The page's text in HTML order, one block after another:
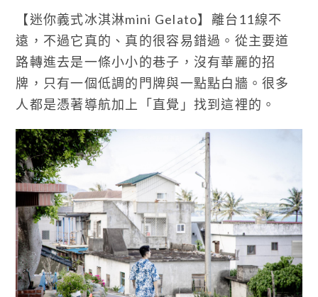
【迷你義式冰淇淋mini Gelato】離台11線不
遠，不過它真的、真的很容易錯過。從主要道
路轉進去是一條小小的巷子，沒有華麗的招
牌，只有一個低調的門牌與一點點白牆。很多
人都是憑著導航加上「直覺」找到這裡的。